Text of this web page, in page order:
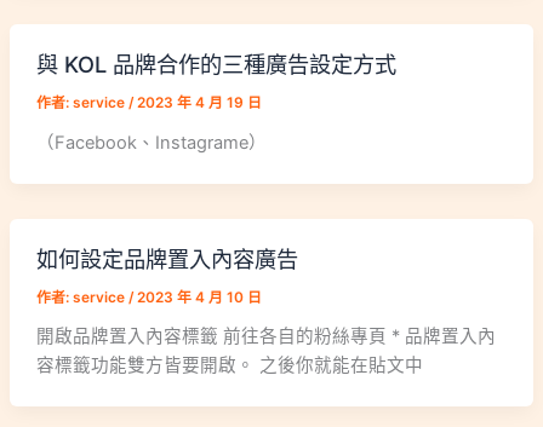
與 KOL 品牌合作的三種廣告設定方式
作者: service /2023 年 4 月 19 日
（Facebook、Instagrame）
如何設定品牌置入內容廣告
作者: service /2023 年 4 月 10 日
開啟品牌置入內容標籤 前往各自的粉絲專頁 * 品牌置入內
容標籤功能雙方皆要開啟。 之後你就能在貼文中